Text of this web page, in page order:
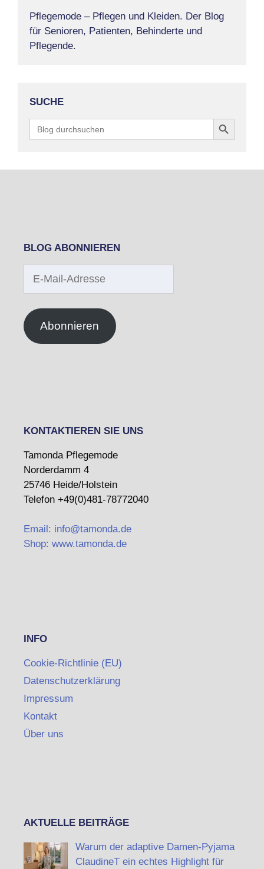
Pflegemode – Pflegen und Kleiden. Der Blog
für Senioren, Patienten, Behinderte und
Pflegende.
SUCHE
Search
for:
Search Button
BLOG ABONNIEREN
Mail-
Abonnieren
KONTAKTIEREN SIE UNS
Tamonda Pflegemode
Norderdamm 4
25746 Heide/Holstein
Telefon +49(0)481-78772040
Email: info@tamonda.de
Shop: www.tamonda.de
INFO
Cookie-Richtlinie (EU)
Datenschutzerklärung
Impressum
Kontakt
Über uns
AKTUELLE BEITRÄGE
Warum der adaptive Damen-Pyjama
ClaudineT ein echtes Highlight für